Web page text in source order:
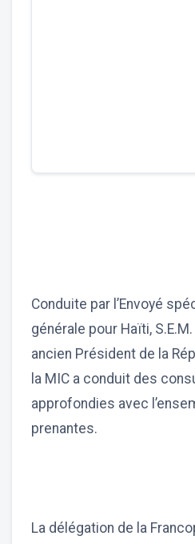
Conduite par l’Envoyé
générale pour Haïti,
ancien Président de la
la MIC a conduit des
approfondies avec
prenantes.
La délégation de la